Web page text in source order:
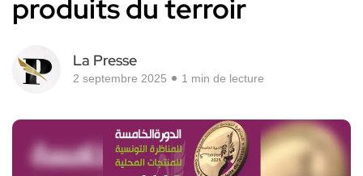
produits du terroir
La Presse
2 septembre 2025 1 min de lecture